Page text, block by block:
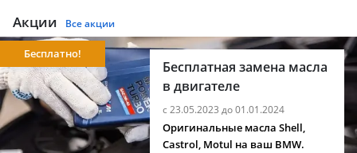
Акции Все акции
Бесплатная замена масла
в двигателе
с 23.05.2023 до 01.01.2024
Бесплатно!
Оригинальные масла Shell,
Castrol, Motul на ваш BMW.